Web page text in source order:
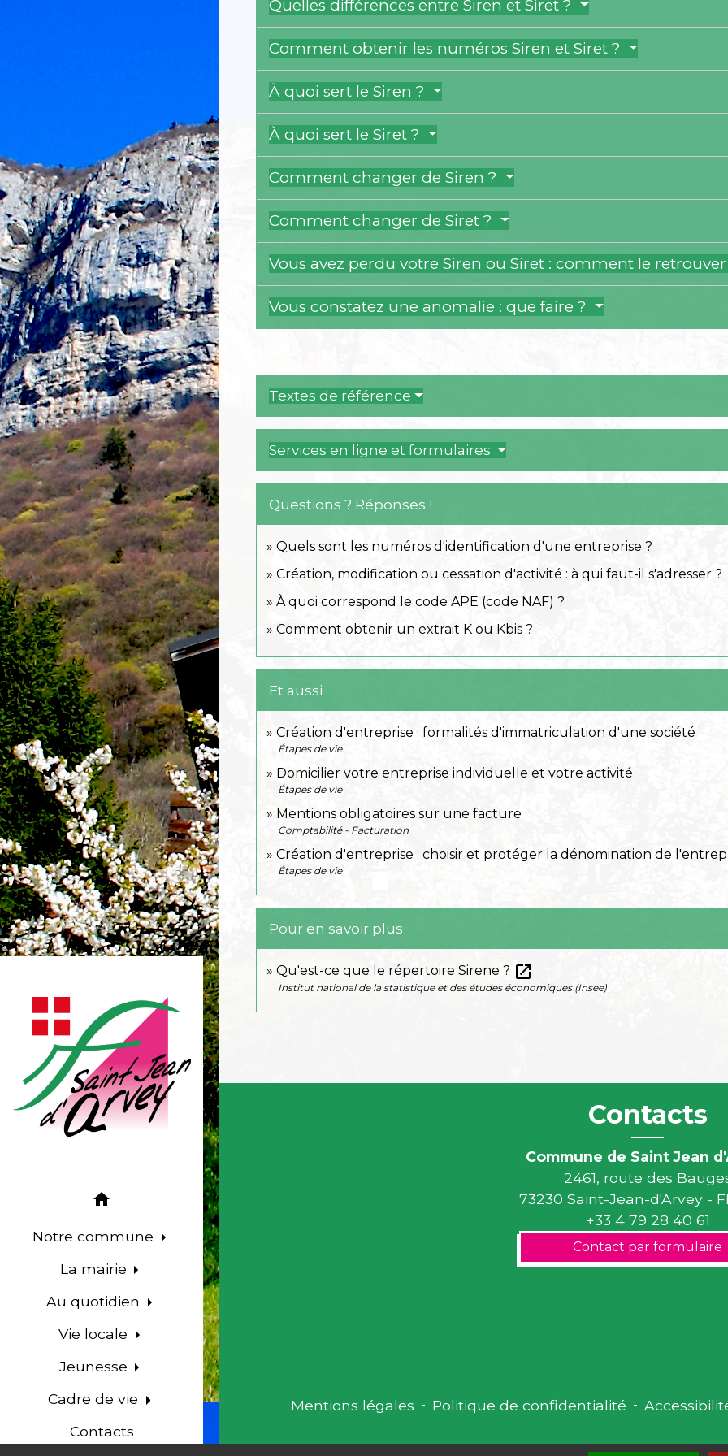
home
Notre commune
La mairie
Au quotidien
Vie locale
Jeunesse
Cadre de vie
Contacts
Quelles différences entre Siren et Siret ?
Comment obtenir les numéros Siren et Siret ?
À quoi sert le Siren ?
À quoi sert le Siret ?
Comment changer de Siren ?
Comment changer de Siret ?
Vous avez perdu votre Siren ou Siret : comment le
Vous constatez une anomalie : que faire ?
Textes de référence
Services en ligne et formulaires
Questions ? Réponses !
Quels sont les numéros d'identification d'une entreprise ?
Création, modification ou cessation d'activité : à qui faut-il s'adresser ?
À quoi correspond le code APE (code NAF) ?
Comment obtenir un extrait K ou Kbis ?
Et aussi
Création d'entreprise : formalités d'immatriculation d'une société
Étapes de vie
Domicilier votre entreprise individuelle et votre activité
Étapes de vie
Mentions obligatoires sur une facture
Comptabilité - Facturation
Création d'entreprise : choisir et protéger la dénomination de
Étapes de vie
Pour en savoir plus
Qu'est-ce que le répertoire Sirene ? open_in_new
Institut national de la statistique et des études économiques (Insee)
Contacts
Commune de Saint Jean
2461, route des
73230 Saint-Jean-d'Arvey -
+33 4 79 28 40 61
Contact par formulaire
Mentions légales - Politique de confidentialité -